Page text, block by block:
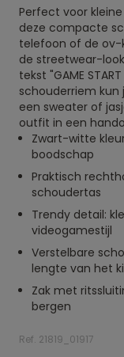
Perfect voor
deze compacte
telefoon of de ov-
de streetwear-
tekst "GAME
schouderriem kun
een sweater of
outfit in een
Zwart-witte
boodschap
Praktisch
schoudertas
Trendy detail:
videogamestijl
Verstelbare
lengte van het
Zak met
bergen
Ref. 21819_01917